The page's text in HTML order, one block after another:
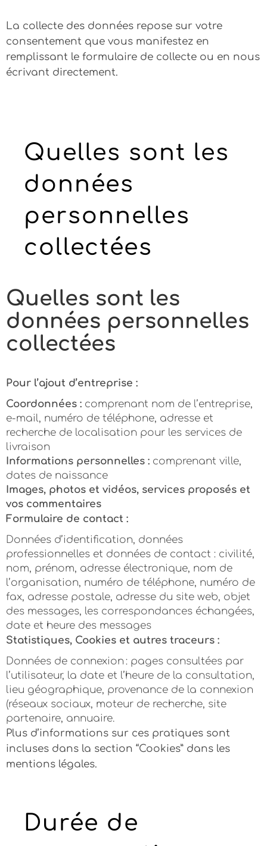
La collecte des données repose sur votre
consentement que vous manifestez en
remplissant le formulaire de collecte ou en nous
écrivant directement.
Quelles sont les
données
personnelles
collectées
Quelles sont les
données personnelles
collectées
Pour l’ajout d’entreprise :
Coordonnées : comprenant nom de l’entreprise,
e-mail, numéro de téléphone, adresse et
recherche de localisation pour les services de
livraison
Informations personnelles : comprenant ville,
dates de naissance
Images, photos et vidéos, services proposés et
vos commentaires
Formulaire de contact :
Données d’identification, données
professionnelles et données de contact : civilité,
nom, prénom, adresse électronique, nom de
l’organisation, numéro de téléphone, numéro de
fax, adresse postale, adresse du site web, objet
des messages, les correspondances échangées,
date et heure des messages
Statistiques, Cookies et autres traceurs :
Données de connexion : pages consultées par
l’utilisateur, la date et l’heure de la consultation,
lieu géographique, provenance de la connexion
(réseaux sociaux, moteur de recherche, site
partenaire, annuaire.
Plus d’informations sur ces pratiques sont
incluses dans la section “Cookies” dans les
mentions légales.
Durée de